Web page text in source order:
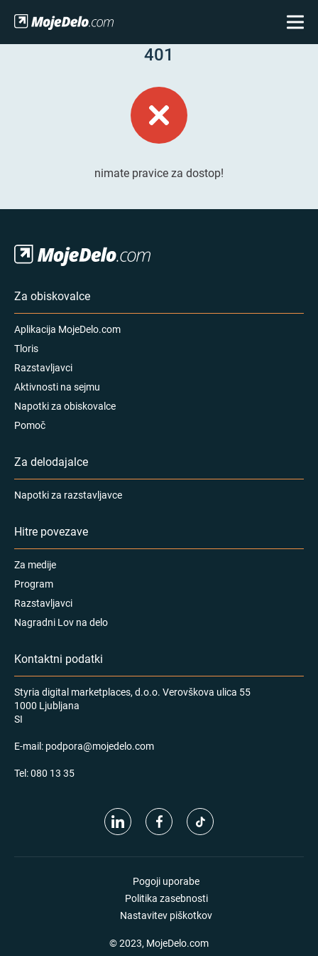
401
nimate pravice za dostop!
Za obiskovalce
Aplikacija MojeDelo.com
Tloris
Razstavljavci
Aktivnosti na sejmu
Napotki za obiskovalce
Pomoč
Za delodajalce
Napotki za razstavljavce
Hitre povezave
Za medije
Program
Razstavljavci
Nagradni Lov na delo
Kontaktni podatki
Styria digital marketplaces, d.o.o. Verovškova ulica 55
1000 Ljubljana
SI
E-mail: podpora@mojedelo.com
Tel:080 13 35
Pogoji uporabe
Politika zasebnosti
Nastavitev piškotkov
© 2023, MojeDelo.com